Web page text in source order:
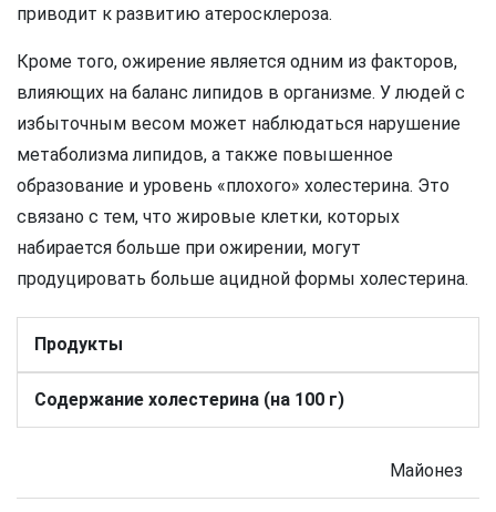
приводит к развитию атеросклероза.
Кроме того, ожирение является одним из факторов,
влияющих на баланс липидов в организме. У людей с
избыточным весом может наблюдаться нарушение
метаболизма липидов, а также повышенное
образование и уровень «плохого» холестерина. Это
связано с тем, что жировые клетки, которых
набирается больше при ожирении, могут
продуцировать больше ацидной формы холестерина.
Продукты
Содержание холестерина (на 100 г)
Майонез